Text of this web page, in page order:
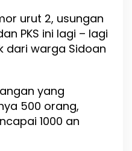
urut 2, usungan
PKS ini lagi – lagi
dari warga Sidoan
yang
500 orang,
1000 an